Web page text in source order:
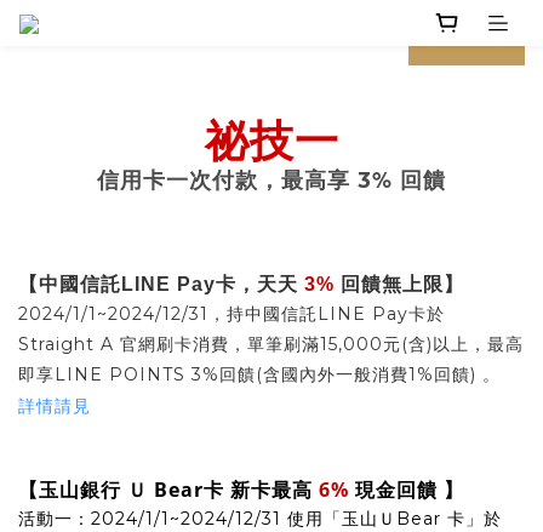
prev next
祕技一
信用卡一次付款，最高享 3% 回饋
【中國信託 LINE Pay卡，天天 3% 回饋無上限】
2024/1/1~2024/12/31，持中國信託LINE Pay卡於
Straight A 官網刷卡消費，單筆刷滿15,000元(含)以上，最高
即享LINE POINTS 3%回饋(含國內外一般消費1%回饋) 。
詳情請見
【玉山銀行 Ｕ Bear卡 新卡最高 6% 現金回饋 】
活動一：2024/1/1~2024/12/31 使用「玉山ＵBear 卡」於